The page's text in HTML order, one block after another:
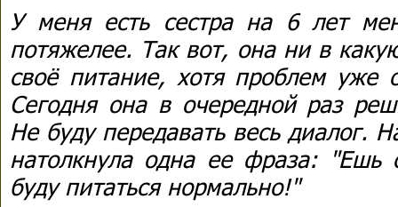
У меня есть сестра на 6 лет
потяжелее. Так вот, она ни в
своё питание, хотя проблем уже
Сегодня она в очередной раз
Не буду передавать весь диалог.
натолкнула одна ее фраза: "Ешь
буду питаться нормально!"